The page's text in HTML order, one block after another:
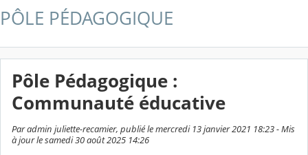
PÔLE PÉDAGOGIQUE
Pôle Pédagogique :
Communauté éducative
Par admin juliette-recamier, publié le mercredi 13 janvier 2021 18:23 - Mis
à jour le samedi 30 août 2025 14:26